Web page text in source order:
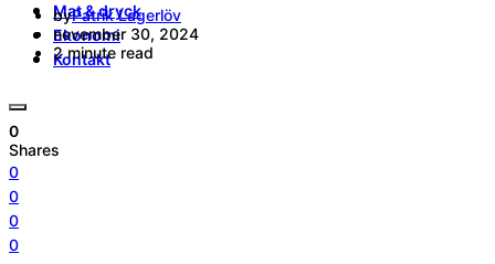
Mat & dryck
Ekonomi
Kontakt
byPatrik Lagerlöv
november 30, 2024
2 minute read
0
Shares
0
0
0
0